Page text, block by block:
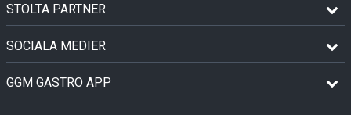
STOLTA PARTNER
SOCIALA MEDIER
GGM GASTRO APP